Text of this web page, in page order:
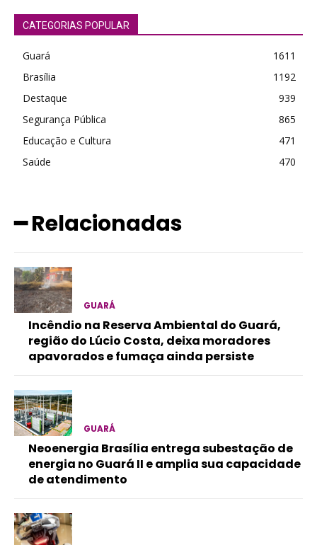
CATEGORIAS POPULAR
Guará
1611
Brasília
1192
Destaque
939
Segurança Pública
865
Educação e Cultura
471
Saúde
470
━ Relacionadas
GUARÁ
Incêndio na Reserva Ambiental do Guará,
região do Lúcio Costa, deixa moradores
apavorados e fumaça ainda persiste
GUARÁ
Neoenergia Brasília entrega subestação de
energia no Guará II e amplia sua capacidade
de atendimento